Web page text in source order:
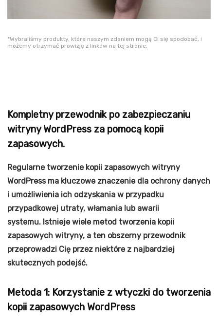
*Wybraliśmy produkty, które naszym zdaniem mogą Ci się spodobać, i
możemy otrzymać prowizję z linków na tej stronie.
Kompletny przewodnik po zabezpieczaniu
witryny WordPress za pomocą kopii
zapasowych.
Regularne tworzenie kopii zapasowych witryny
WordPress ma kluczowe znaczenie dla ochrony danych
i umożliwienia ich odzyskania w przypadku
przypadkowej utraty, włamania lub awarii
systemu. Istnieje wiele metod tworzenia kopii
zapasowych witryny, a ten obszerny przewodnik
przeprowadzi Cię przez niektóre z najbardziej
skutecznych podejść.
Metoda 1: Korzystanie z wtyczki do tworzenia
kopii zapasowych WordPress